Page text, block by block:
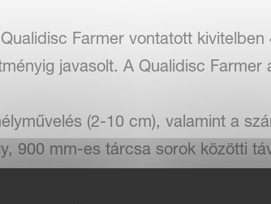
Farmer vontatott
javasolt. A Qualidisc
(2-10 cm), valamint a
900 mm-es tárcsa sorok közötti
is.